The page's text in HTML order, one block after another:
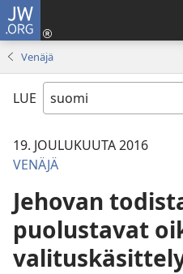
JW.ORG
Venäjä
LUE
19. JOULUKUUTA 2016
VENÄJÄ
Jehovan
puolustavat